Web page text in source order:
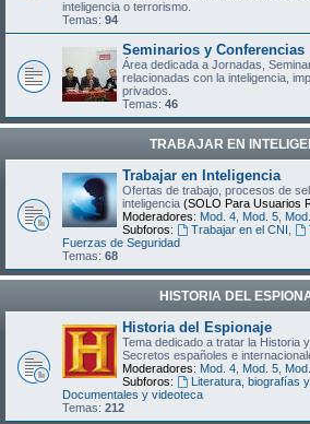
inteligencia o terrorismo.
Temas: 94
Seminarios y Conferencias
Área dedicada a Jornadas,
relacionadas con la inteligencia,
privados.
Temas: 46
TRABAJAR EN
Trabajar en Inteligencia
Ofertas de trabajo, procesos de
inteligencia (SOLO Para Usuarios
Moderadores: Mod. 4 Mod. 5
Subforos:
Trabajar en el CNI
Fuerzas de Seguridad
Temas: 68
HISTORIA DEL
Historia del Espionaje
Tema dedicado a tratar la Historia
Secretos españoles e
Moderadores: Mod. 4 Mod. 5
Subforos:
Literatura, biografías
Documentales y videoteca
Temas: 212